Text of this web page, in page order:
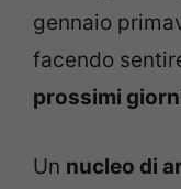
gennaio
facendo
prossimi
Un nucleo di